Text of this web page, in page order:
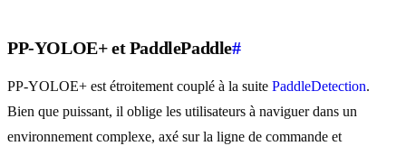
PP-YOLOE+ et PaddlePaddle#
PP-YOLOE+ est étroitement couplé à la suite PaddleDetection.
Bien que puissant, il oblige les utilisateurs à naviguer dans un
environnement complexe, axé sur la ligne de commande et